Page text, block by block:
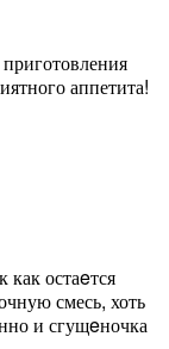
аппетита!
как остаeтся
смесь, хоть
и сгущeночка